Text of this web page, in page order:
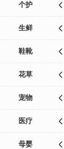
个护
生鲜
鞋靴
花草
宠物
医疗
母婴